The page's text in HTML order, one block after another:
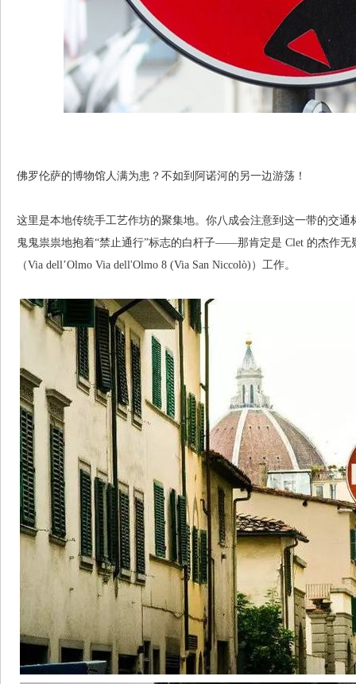
佛罗伦萨的博物馆人满为患？不如到阿诺河的另一边游荡！
这里是本地传统手工艺作坊的聚集地。你八成会注意到这一带的交
鬼鬼祟祟地抱着“禁止通行”标志的白杆子——那肯定是 Clet 的杰作
（Via dell’Olmo Via dell'Olmo 8 (Via San Niccolò)）工作。